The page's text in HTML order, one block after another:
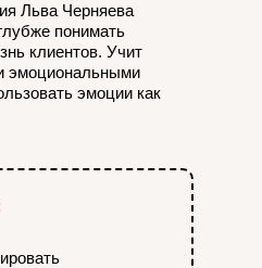
Льва Черняева
понимать
клиентов. Учит
эмоциональными
эмоции как